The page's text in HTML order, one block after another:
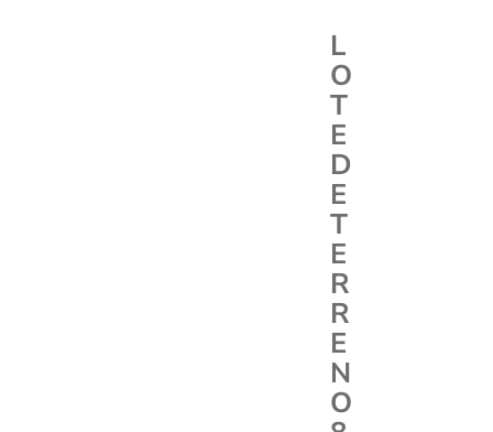
L
O
T
E
D
E
T
E
R
R
E
N
O